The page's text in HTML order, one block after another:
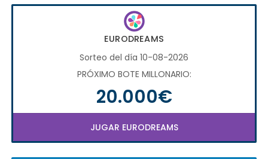
EURODREAMS
Sorteo del día 10-08-2026
PRÓXIMO BOTE MILLONARIO:
20.000€
JUGAR EURODREAMS